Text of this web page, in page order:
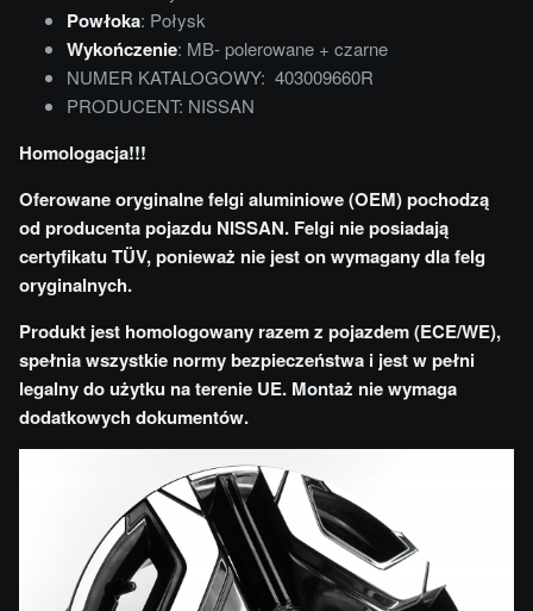
Powłoka: Połysk
Wykończenie: MB- polerowane + czarne
NUMER KATALOGOWY: 403009660R
PRODUCENT: NISSAN
Homologacja!!!
Oferowane oryginalne felgi aluminiowe (OEM) pochodzą
od producenta pojazdu NISSAN. Felgi nie posiadają
certyfikatu TÜV, ponieważ nie jest on wymagany dla felg
oryginalnych.
Produkt jest homologowany razem z pojazdem (ECE/WE),
spełnia wszystkie normy bezpieczeństwa i jest w pełni
legalny do użytku na terenie UE. Montaż nie wymaga
dodatkowych dokumentów.